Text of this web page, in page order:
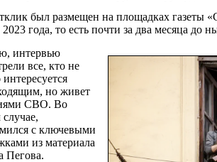
был размещен на площадках газеты
2023 года, то есть почти за два месяца до
интервью
все, кто не
но живет
СВО. Во
с ключевыми
из материала
Пегова.